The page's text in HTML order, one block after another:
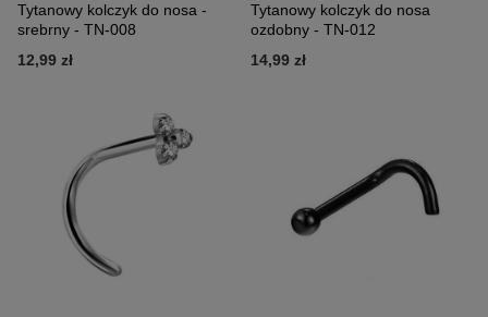
Tytanowy kolczyk do nosa -
srebrny - TN-008
12,99 zł
Tytanowy kolczyk do nosa
ozdobny - TN-012
14,99 zł